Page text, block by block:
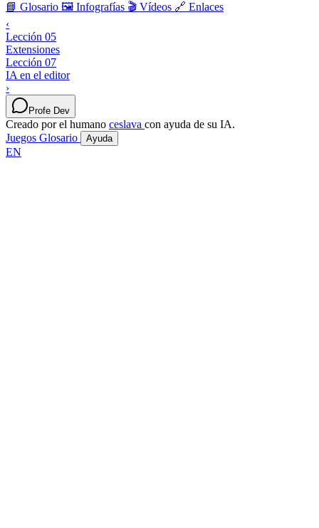
📘 Glosario 🖼️ Infografías 🎬 Vídeos 🔗 Enlaces
‹
Lección 05
Extensiones
Lección 07
IA en el editor
›
Profe Dev
Creado por el humano ceslava con ayuda de su IA.
Juegos Glosario Ayuda
EN